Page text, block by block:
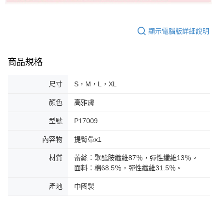
顯示電腦版詳細說明
商品規格
尺寸 S，M，L，XL
顏色 高雅膚
型號 P17009
內容物 提臀帶x1
材質
蕾絲：聚醯胺纖維87％，彈性纖維13％。
面料：棉68.5％，彈性纖維31.5％。
產地 中國製